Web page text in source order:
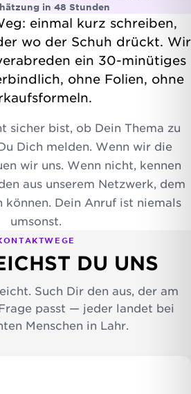
in 48 Stunden
einmal kurz schreiben,
wo der Schuh drückt. Wir
ein 30-minütiges
ohne Folien, ohne
sicher bist, ob Dein Thema zu
Dich melden. Wenn wir die
wir uns. Wenn nicht, kennen
aus unserem Netzwerk, dem
können. Dein Anruf ist niemals
umsonst.
DU UNS
Such Dir den aus, der am
passt — jeder landet bei
Menschen in Lahr.